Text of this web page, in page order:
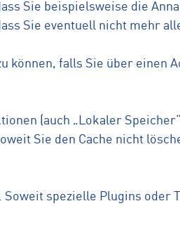
Sie beispielsweise die
Sie eventuell nicht mehr
falls Sie über einen
(auch „Lokaler
Sie den Cache nicht
spezielle Plugins oder